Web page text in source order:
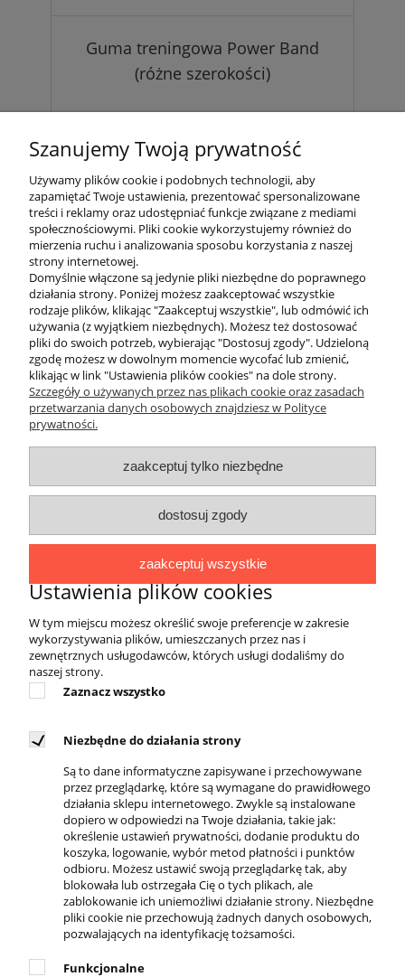
Guma treningowa Power Band
(różne szerokości)
wybierz opcję
O FIRMIE
Marka 4EVERFIT zadebiutowała na rynku
polskim w 2017 roku. Asortyment zawiera
produkty wykorzystywane do fitnessu,
różnych form treningu sportowego oraz
aktywnej rehabilitacji, łączące w sobie wysoką
jakość materiałów i wykonania, innowacyjność
oraz niebanalne wzornictwo. Wyroby marki
4EVERFIT cieszą się popularnością w
gabinetach rehabilitacji, siłowniach, salach
treningowych, jak również sprawdzają się w
indywidualnym użytkowaniu podczas
uprawiania sportu bądź rekonwalescencji
pourazowej. Powstały dla osób aktywnych, dla
których dobra forma fizyczna to podstawa
funkcjonowania, a troska o zdrowie stanowi
DOSTĘPNI KURIERZY
REGULAMINY
Szanujemy Twoją prywatność
Używamy plików cookie i podobnych technologii, aby
zapamiętać Twoje ustawienia, prezentować spersonalizowane
treści i reklamy oraz udostępniać funkcje związane z mediami
społecznościowymi. Pliki cookie wykorzystujemy również do
mierzenia ruchu i analizowania sposobu korzystania z naszej
strony internetowej.
Domyślnie włączone są jedynie pliki niezbędne do poprawnego
działania strony. Poniżej możesz zaakceptować wszystkie
rodzaje plików, klikając "Zaakceptuj wszystkie", lub odmówić ich
używania (z wyjątkiem niezbędnych). Możesz też dostosować
pliki do swoich potrzeb, wybierając "Dostosuj zgody". Udzieloną
zgodę możesz w dowolnym momencie wycofać lub zmienić,
klikając w link "Ustawienia plików cookies" na dole strony.
Szczegóły o używanych przez nas plikach cookie oraz zasadach
przetwarzania danych osobowych znajdziesz w Polityce
prywatności.
zaakceptuj tylko niezbędne
dostosuj zgody
zaakceptuj wszystkie
Ustawienia plików cookies
W tym miejscu możesz określić swoje preferencje w zakresie
wykorzystywania plików, umieszczanych przez nas i
zewnętrznych usługodawców, których usługi dodaliśmy do
naszej strony.
Zaznacz wszystko
Niezbędne do działania strony
Są to dane informatyczne zapisywane i przechowywane
przez przeglądarkę, które są wymagane do prawidłowego
działania sklepu internetowego. Zwykle są instalowane
dopiero w odpowiedzi na Twoje działania, takie jak:
określenie ustawień prywatności, dodanie produktu do
koszyka, logowanie, wybór metod płatności i punktów
odbioru. Możesz ustawić swoją przeglądarkę tak, aby
blokowała lub ostrzegała Cię o tych plikach, ale
zablokowanie ich uniemożliwi działanie strony. Niezbędne
pliki cookie nie przechowują żadnych danych osobowych,
pozwalających na identyfikację tożsamości.
Funkcjonalne